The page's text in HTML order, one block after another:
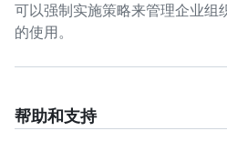
可以强制实施策略来管理企业组
的使用。
帮助和支持